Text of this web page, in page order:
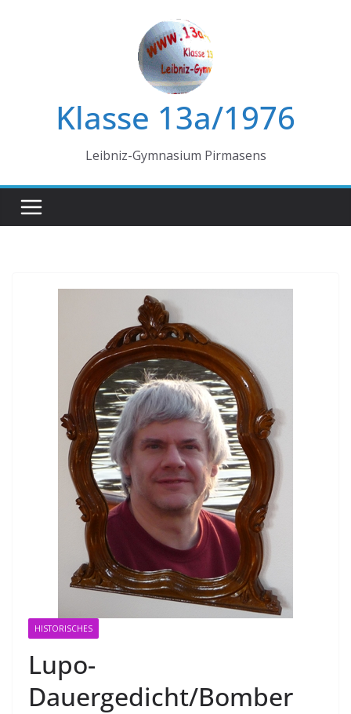
Klasse 13a/1976
Leibniz-Gymnasium Pirmasens
HISTORISCHES
Lupo-
Dauergedicht/Bomber